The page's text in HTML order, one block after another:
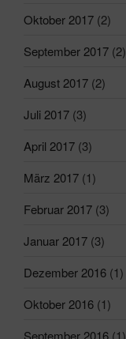
Oktober 2017 (2)
September 2017 (2)
August 2017 (2)
Juli 2017 (3)
April 2017 (3)
März 2017 (1)
Februar 2017 (3)
Januar 2017 (3)
Dezember 2016 (1)
Oktober 2016 (1)
September 2016 (1)